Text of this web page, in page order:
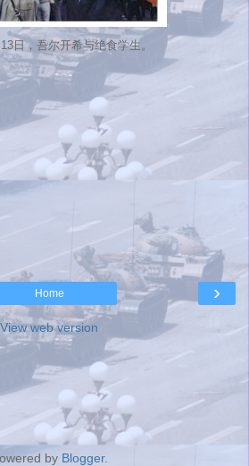
日，吾尔开希与绝食学生。
›
Home
View web version
by Blogger.